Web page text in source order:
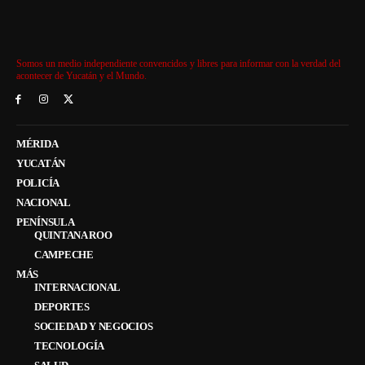
Somos un medio independiente convencidos y libres para informar con la verdad del
acontecer de Yucatán y el Mundo.
MÉRIDA
YUCATÁN
POLICÍA
NACIONAL
PENÍNSULA
QUINTANA ROO
CAMPECHE
MÁS
INTERNACIONAL
DEPORTES
SOCIEDAD Y NEGOCIOS
TECNOLOGÍA